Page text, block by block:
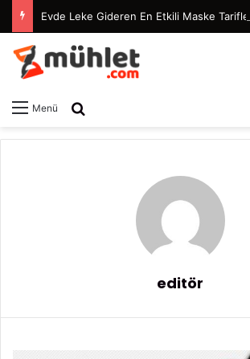
Evde Leke Gideren En Etkili Maske Tarifleri
Menü
editör